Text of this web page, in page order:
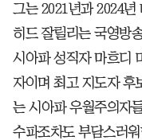
그는 2021년과 2024
히드 잘릴리는 국영방
시아파 성직자 마흐디
자이며 최고 지도자 후
는 시아파 우월주의자
수파조차도 부담스러